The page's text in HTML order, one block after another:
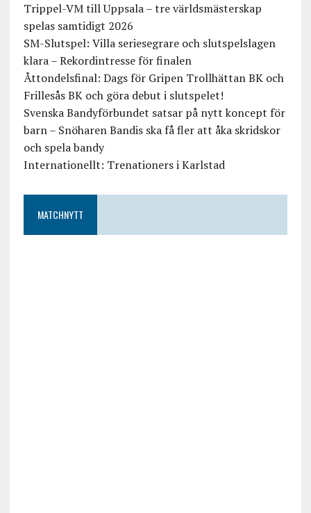
Trippel-VM till Uppsala – tre världsmästerskap
spelas samtidigt 2026
SM-Slutspel: Villa seriesegrare och slutspelslagen
klara – Rekordintresse för finalen
Åttondelsfinal: Dags för Gripen Trollhättan BK och
Frillesås BK och göra debut i slutspelet!
Svenska Bandyförbundet satsar på nytt koncept för
barn – Snöharen Bandis ska få fler att åka skridskor
och spela bandy
Internationellt: Trenationers i Karlstad
MATCHNYTT